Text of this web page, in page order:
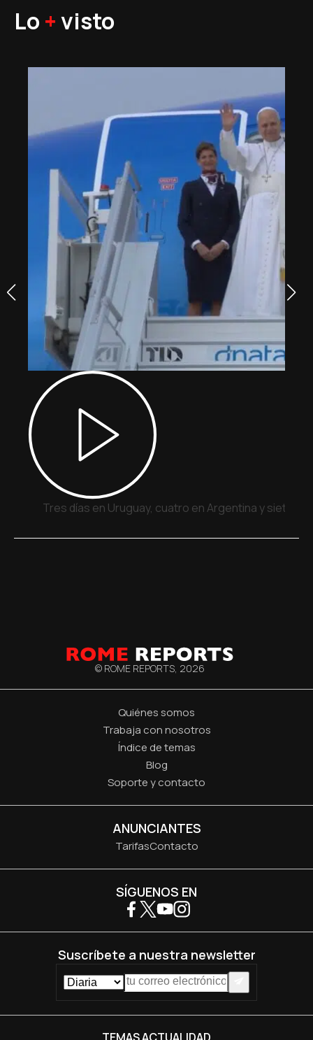
Lo +visto
Tres días en Uruguay, cuatro en Argentina y siete
© ROME REPORTS, 2026
Quiénes somos
Trabaja con nosotros
Índice de temas
Blog
Soporte y contacto
ANUNCIANTES
TarifasContacto
SÍGUENOS EN
Suscríbete a nuestra newsletter